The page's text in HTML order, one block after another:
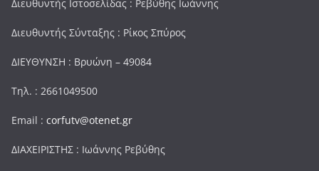
Διευθυντής Ιστοσελίδας : Ρεβύθης Ιωάννης
Διευθυντής Σύνταξης : Ρίκος Σπύρος
ΔΙΕΥΘΥΝΣΗ : Βρυώνη – 49084
Τηλ. : 2661049500
Email : corfutv@otenet.gr
ΔΙΑΧΕΙΡΙΣΤΗΣ : Ιωάννης Ρεβύθης